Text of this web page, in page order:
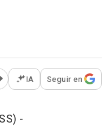
opciones para
IA Seguir en
-